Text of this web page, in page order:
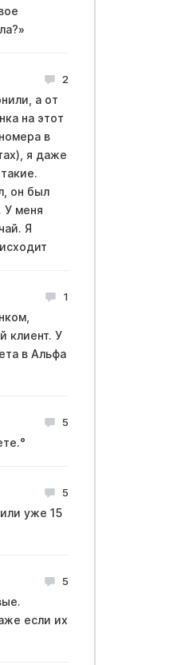
2
а от
на этот
в
я даже
он был
У меня
Я
1
клиент. У
в Альфа
5
5
уже 15
5
если их